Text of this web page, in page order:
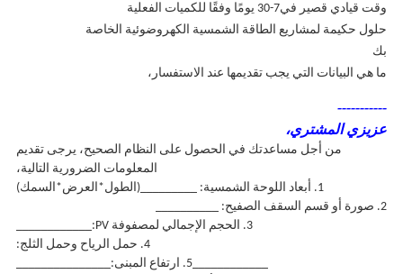
وقت قيادي قصير في7-30 يومًا وفقًا للكميات الفعلية
حلول حكيمة لمشاريع الطاقة الشمسية الكهروضوئية الخاصة
بك
ما هي البيانات التي يجب تقديمها عند الاستفسار،
-----------
عزيزي المشتري،
من أجل مساعدتك في الحصول على النظام الصحيح، يرجى تقديم
المعلومات الضرورية التالية،
1. أبعاد اللوحة الشمسية: _________(الطول*العرض*السمك)
2. صورة أو قسم السقف الصفيح: __________
3. الحجم الإجمالي لمصفوفة PV:____________
4. حمل الرياح وحمل الثلج:
____________5. ارتفاع المبنى:_______________